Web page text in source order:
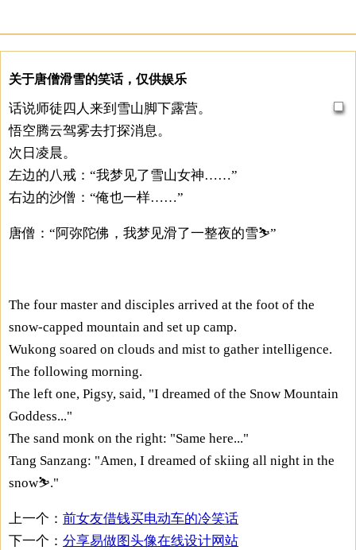
关于唐僧滑雪的笑话，仅供娱乐
话说师徒四人来到雪山脚下露营。
悟空腾云驾雾去打探消息。
次日凌晨。
左边的八戒：“我梦见了雪山女神……”
右边的沙僧：“俺也一样……”
唐僧：“阿弥陀佛，我梦见滑了一整夜的雪⛷”
The four master and disciples arrived at the foot of the
snow-capped mountain and set up camp.
Wukong soared on clouds and mist to gather intelligence.
The following morning.
The left one, Pigsy, said, "I dreamed of the Snow Mountain
Goddess..."
The sand monk on the right: "Same here..."
Tang Sanzang: "Amen, I dreamed of skiing all night in the
snow⛷."
上一个： 前女友借钱买电动车的冷笑话
下一个： 分享易做图头像在线设计网站